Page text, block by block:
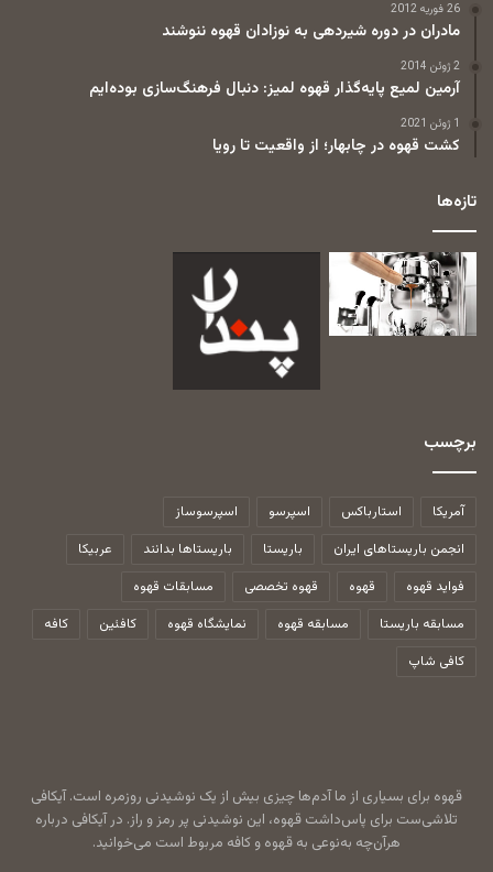
26 فوریه 2012
مادران در دوره شیردهی به نوزادان قهوه ننوشند
2 ژوئن 2014
آرمین لمیع پایه‌گذار قهوه لمیز: دنبال فرهنگ‌سازی بوده‌ایم
1 ژوئن 2021
کشت قهوه در چابهار؛ از واقعیت تا رویا
تازه‌ها
برچسب
آمریکا استارباکس اسپرسو
اسپرسوساز
انجمن باریستاهای ایران
باریستا باریستاها بدانند
عربیکا
فواید قهوه
قهوه قهوه تخصصی
مسابقات قهوه
مسابقه باریستا
مسابقه قهوه نمایشگاه قهوه کافئین
کافه
کافی شاپ
قهوه برای بسیاری از ما آدم‌ها چیزی بیش از یک نوشیدنی روزمره است. آیکافی
تلاشی‌ست برای پاس‌داشت قهوه، این نوشیدنی پر رمز و راز. در آیکافی درباره
هرآن‌چه به‌نوعی به قهوه و کافه مربوط است می‌خوانید.